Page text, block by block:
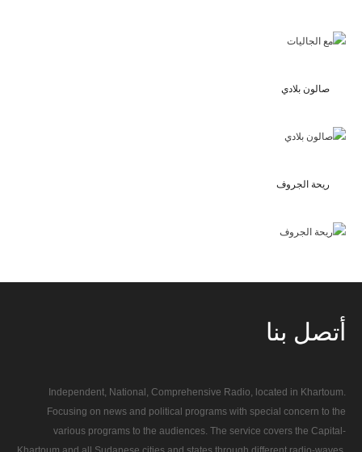
صالون بلادي
ريحة الجروف
أتصل بنا
Independent, National, Comprehensive Radio, located in Khartoum.
Focusing on news and political programs with special concern to the
various programs to the audiences. The service covers the Capital-